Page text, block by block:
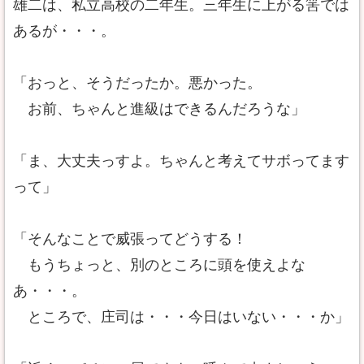
雄二は、私立高校の二年生。三年生に上がる筈では
あるが・・・。
「おっと、そうだったか。悪かった。
お前、ちゃんと進級はできるんだろうな」
「ま、大丈夫っすよ。ちゃんと考えてサボってます
って」
「そんなことで威張ってどうする！
もうちょっと、別のところに頭を使えよな
あ・・・。
ところで、庄司は・・・今日はいない・・・か」